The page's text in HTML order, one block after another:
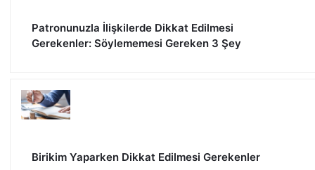
Patronunuzla İlişkilerde Dikkat Edilmesi
Gerekenler: Söylememesi Gereken 3 Şey
Birikim Yaparken Dikkat Edilmesi Gerekenler